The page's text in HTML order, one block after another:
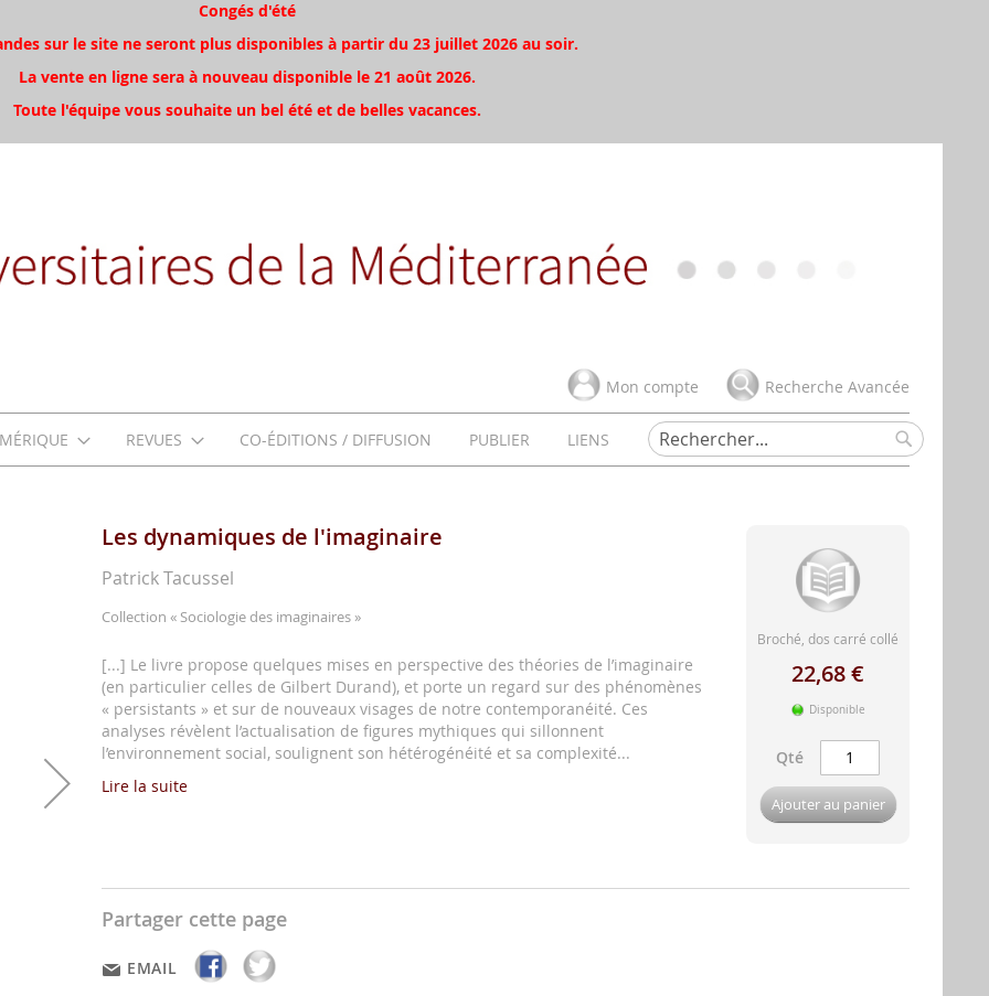
Congés d'été
sur le site ne seront plus disponibles à partir du 23 juillet 2026 au soir.
La vente en ligne sera à nouveau disponible le 21 août 2026.
Toute l'équipe vous souhaite un bel été et de belles vacances.
Mon compte Recherche Avancée
REVUES CO-ÉDITIONS / DIFFUSION PUBLIER
LIENS
Rechercher
Rechercher
Les dynamiques de l'imaginaire
Patrick Tacussel
Collection « Sociologie des imaginaires »
[...] Le livre propose quelques mises en perspective des théories de l’imaginaire
(en particulier celles de Gilbert Durand), et porte un regard sur des phénomènes
« persistants » et sur de nouveaux visages de notre contemporanéité. Ces
analyses révèlent l’actualisation de figures mythiques qui sillonnent
l’environnement social, soulignent son hétérogénéité et sa complexité...
Lire la suite
Broché, dos carré collé
22,68 €
Disponible
Qté
Ajouter au panier
Partager cette page
EMAIL